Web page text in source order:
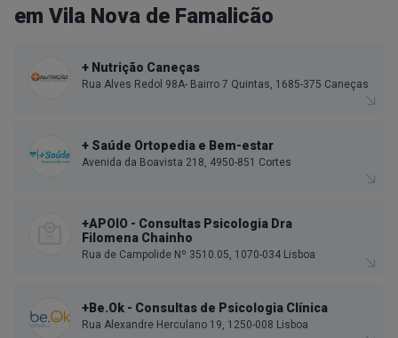
em Vila Nova de Famalicão
+ Nutrição Caneças
Rua Alves Redol 98A- Bairro 7 Quintas, 1685-375 Caneças
+ Saúde Ortopedia e Bem-estar
Avenida da Boavista 218, 4950-851 Cortes
+APOIO - Consultas Psicologia Dra
Filomena Chainho
Rua de Campolide Nº 3510.05, 1070-034 Lisboa
+Be.Ok - Consultas de Psicologia Clínica
Rua Alexandre Herculano 19, 1250-008 Lisboa